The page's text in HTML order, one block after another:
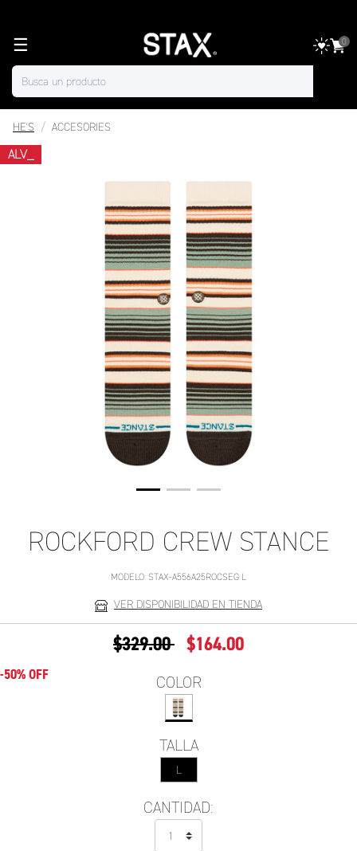
☰ 0
HE'S ACCESORIES
ALV_
ROCKFORD CREW STANCE
MODELO: STAX-A556A25ROCSEG L
VER DISPONIBILIDAD EN TIENDA
PRECIO REDUCIDO DE
$329.00A $164.00
-50% OFF COLOR
TALLA
L
CANTIDAD: